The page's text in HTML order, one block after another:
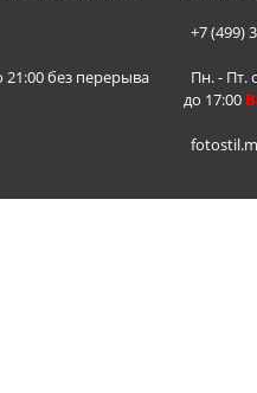
21:00 без перерыва
+7 (499)
Пн. - Пт.
до 17:00